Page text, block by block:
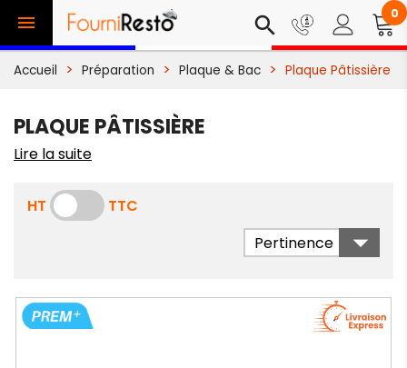
 search 0
Accueil Préparation Plaque & Bac Plaque Pâtissière
PLAQUE PÂTISSIÈRE
Lire la suite
HT
TTC
Pertinence
